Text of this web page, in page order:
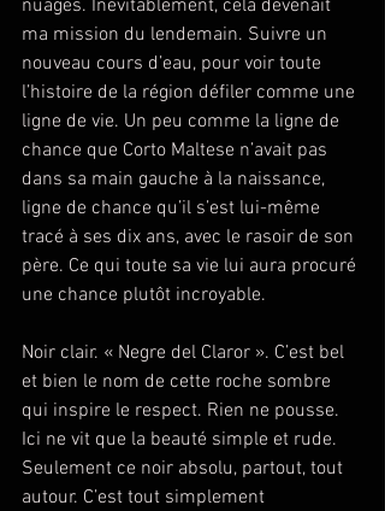
nuages. Inévitablement, cela devenait
ma mission du lendemain. Suivre un
nouveau cours d’eau, pour voir toute
l’histoire de la région défiler comme une
ligne de vie. Un peu comme la ligne de
chance que Corto Maltese n’avait pas
dans sa main gauche à la naissance,
ligne de chance qu’il s’est lui-même
tracé à ses dix ans, avec le rasoir de son
père. Ce qui toute sa vie lui aura procuré
une chance plutôt incroyable.
Noir clair. « Negre del Claror ». C’est bel
et bien le nom de cette roche sombre
qui inspire le respect. Rien ne pousse.
Ici ne vit que la beauté simple et rude.
Seulement ce noir absolu, partout, tout
autour. C’est tout simplement